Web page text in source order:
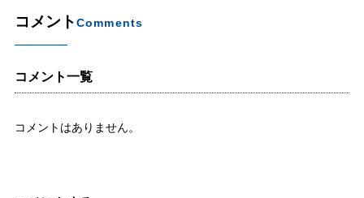
コメントComments
コメント一覧
コメントはありません。